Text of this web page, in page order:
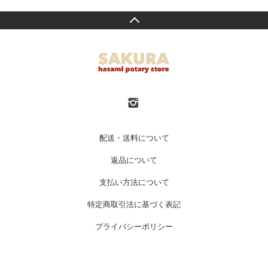
配送・送料について
返品について
支払い方法について
特定商取引法に基づく表記
プライバシーポリシー